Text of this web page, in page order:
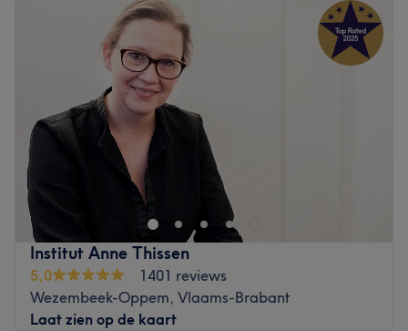
Institut Anne Thissen
5,0
1401 reviews
Wezembeek-Oppem, Vlaams-Brabant
Laat zien op de kaart